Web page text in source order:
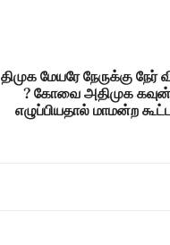
திமுக மேயரே நேருக்கு நேர்
? கோவை அதிமுக
எழுப்பியதால் மாமன்ற